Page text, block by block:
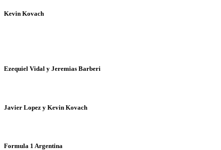
Kevin Kovach
Ezequiel Vidal y Jeremias Barberi
Javier Lopez y Kevin Kovach
Formula 1 Argentina